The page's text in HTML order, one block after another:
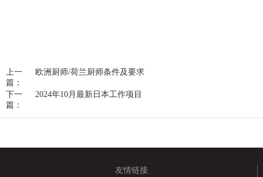
上一
篇：
欧洲厨师/荷兰厨师条件及要求
下一
篇：
2024年10月最新日本工作项目
友情链接